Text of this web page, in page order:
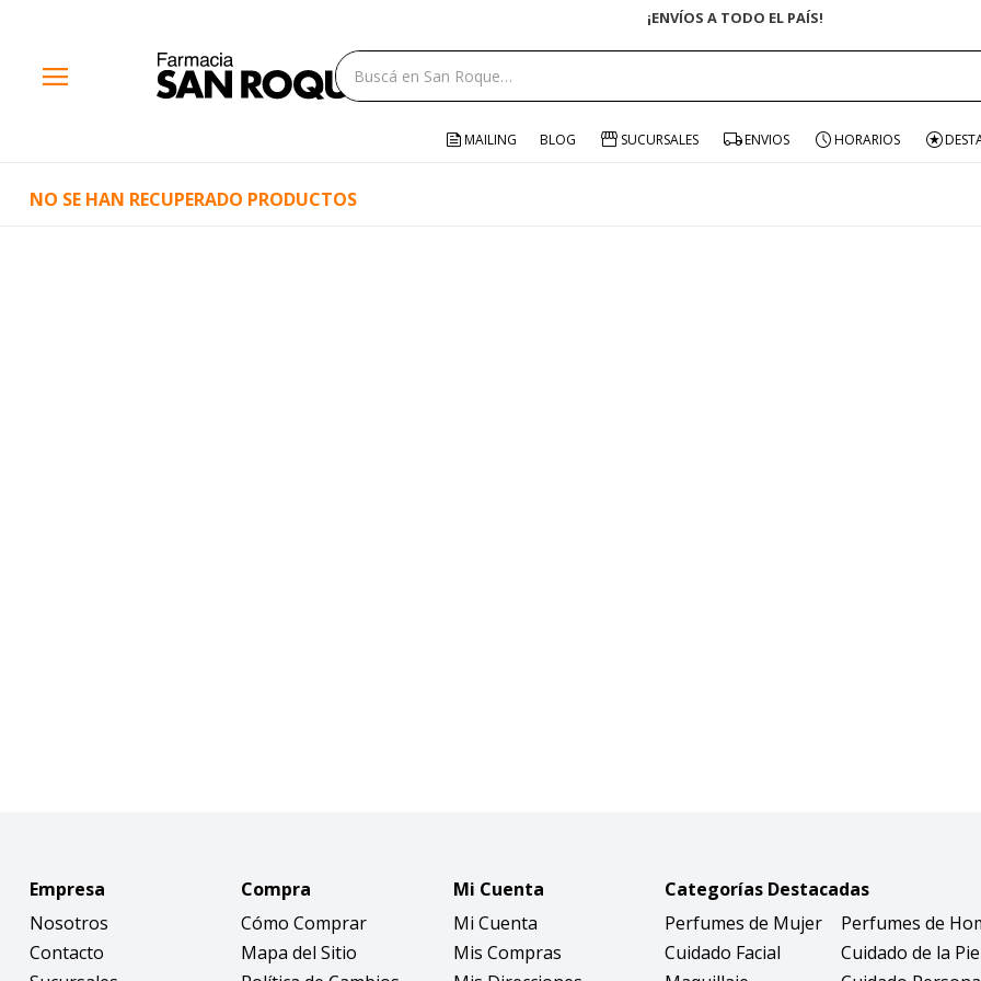
¡ENVÍOS A TODO EL PAÍS!
menu
MAILING BLOG SUCURSALES ENVIOS HORARIOS
NO SE HAN RECUPERADO PRODUCTOS
Empresa
Nosotros
Contacto
Compra
Cómo Comprar
Mapa del Sitio
Mi Cuenta
Mi Cuenta
Mis Compras
Categorías Destacadas
Perfumes de Mujer
Perfumes de
Cuidado Facial
Cuidado de la
close
storefront
help